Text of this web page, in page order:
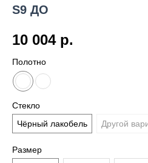
S9 ДО
10 004 р.
Полотно
Стекло
Чёрный лакобель
Другой
Размер